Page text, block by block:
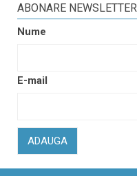
ABONARE NEWSLETTER
Nume
E-mail
ADAUGA